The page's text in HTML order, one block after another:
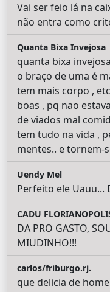
Vai ser feio lá na
não entra como
Quanta Bixa Invejosa
quanta bixa
o braço de uma é
tem mais corpo ,
boas , pq nao
de viados mal
tem tudo na vida ,
mentes.. e tornem-
Uendy Mel
Perfeito ele Uauu...
CADU
DA PRO GASTO,
MIUDINHO!!!
carlos/friburgo.rj.
que delicia de